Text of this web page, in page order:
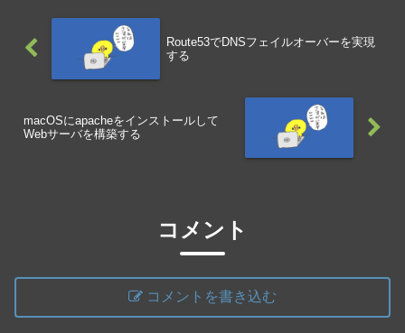
Route53でDNSフェイルオーバーを実現
する
macOSにapacheをインストールして
Webサーバを構築する
コメント
コメントを書き込む